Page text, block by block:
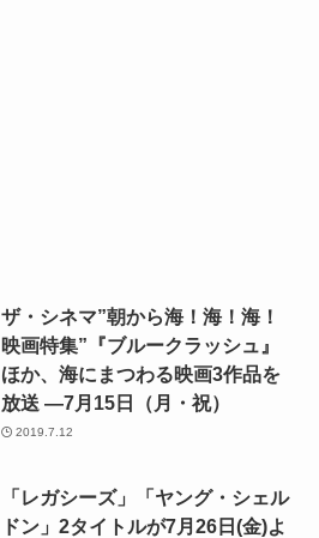
ザ・シネマ”朝から海！海！海！
映画特集”『ブルークラッシュ』
ほか、海にまつわる映画3作品を
放送 ―7月15日（月・祝）
2019.7.12
「レガシーズ」「ヤング・シェル
ドン」2タイトルが7月26日(金)よ